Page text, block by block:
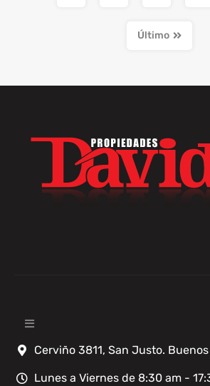
Último
Cerviño 3811, San Justo.
Lunes a Viernes de 8:30 am -